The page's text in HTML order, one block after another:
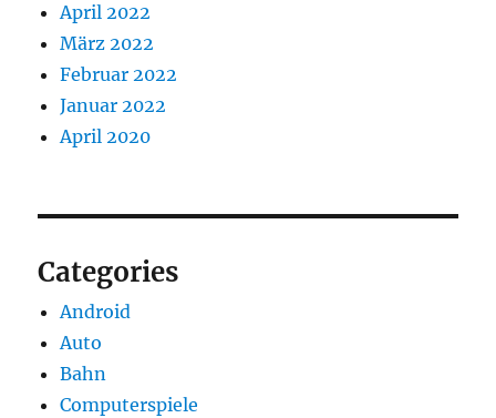
April 2022
März 2022
Februar 2022
Januar 2022
April 2020
Categories
Android
Auto
Bahn
Computerspiele